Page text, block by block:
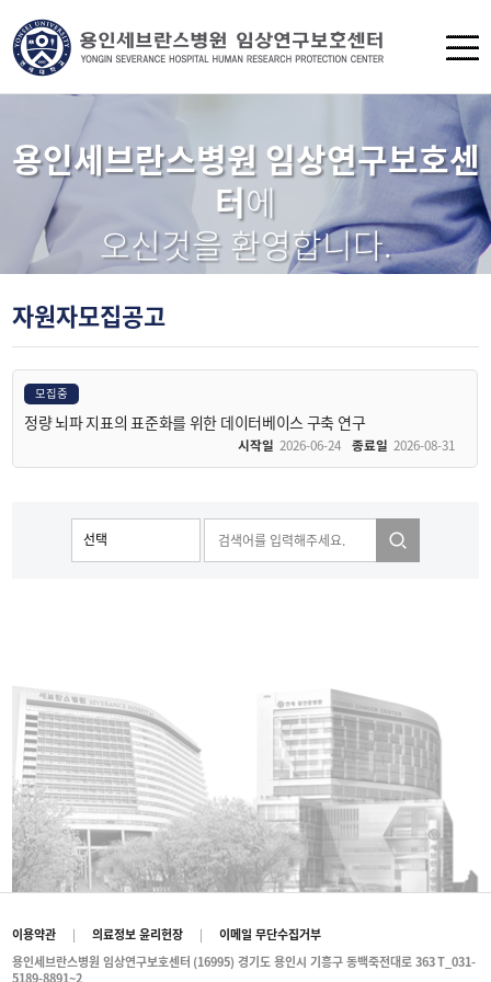
용인세브란스병원 임상연구보호센
터에
오신것을 환영합니다.
자원자모집공고
모집중
정량 뇌파 지표의 표준화를 위한 데이터베이스 구축 연구
시작일 2026-06-24 종료일 2026-08-31
이용약관 | 의료정보 윤리헌장 |
이메일 무단수집거부
용인세브란스병원 임상연구보호센터 (16995) 경기도 용인시 기흥구 동백죽전대로 363T_031-
5189-8891~2